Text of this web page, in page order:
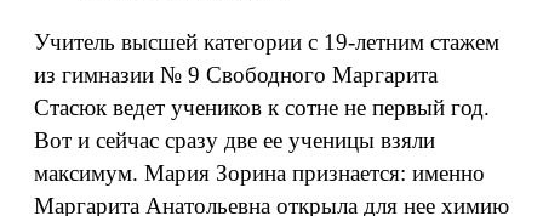
Учитель высшей категории с 19-летним стажем
из гимназии № 9 Свободного Маргарита
Стасюк ведет учеников к сотне не первый год.
Вот и сейчас сразу две ее ученицы взяли
максимум. Мария Зорина признается: именно
Маргарита Анатольевна открыла для нее химию